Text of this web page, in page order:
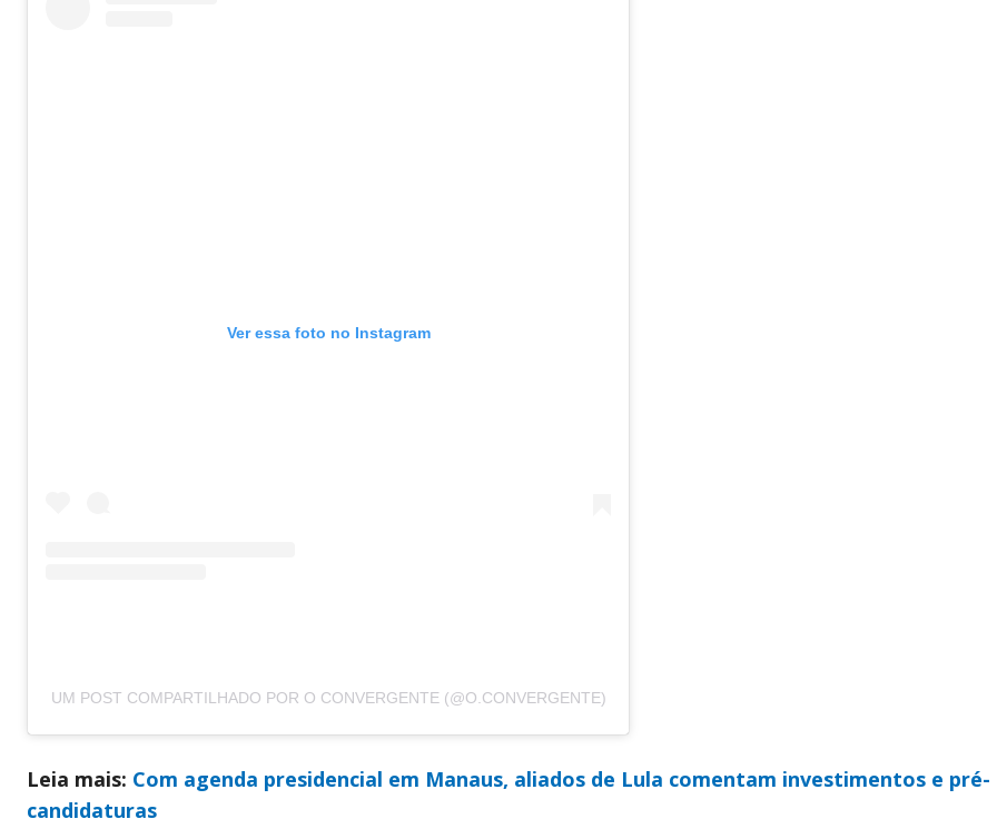
Ver essa foto no Instagram
UM POST COMPARTILHADO POR O CONVERGENTE (@O.CONVERGENTE)
Leia mais: Com agenda presidencial em Manaus, aliados de Lula comentam investimentos e pré-
candidaturas